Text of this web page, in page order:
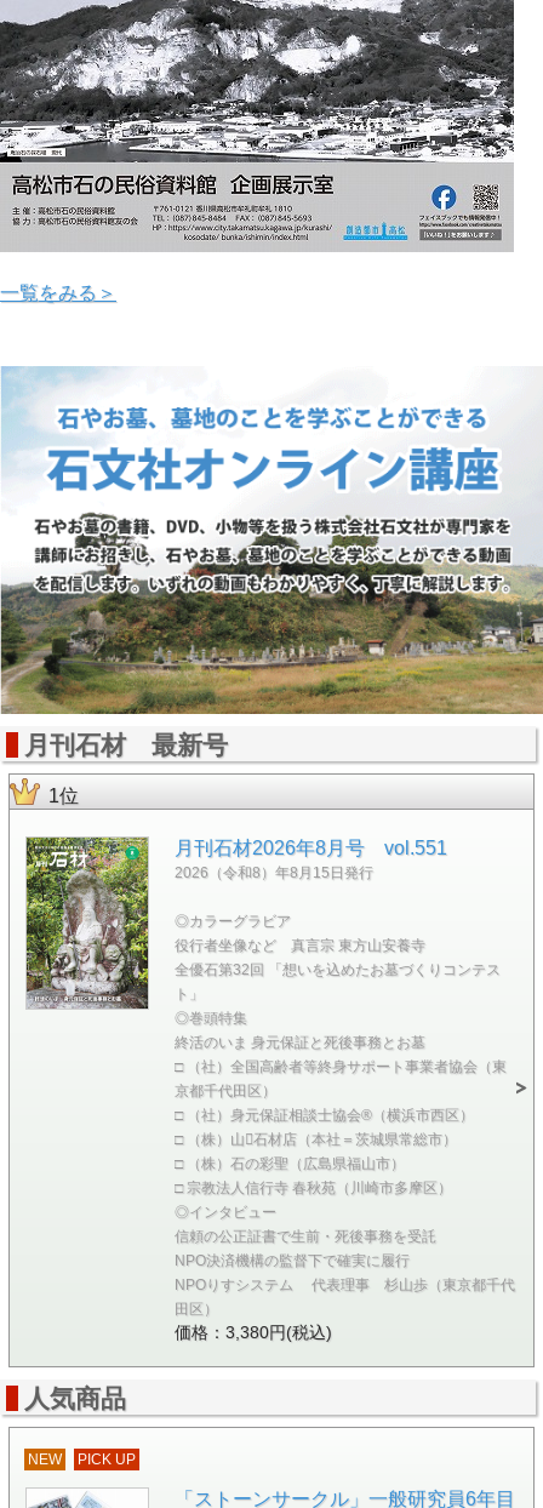
一覧をみる＞
月刊石材 最新号
1位
月刊石材2026年8月号 vol.551
2026（令和8）年8月15日発行
◎カラーグラビア
役行者坐像など 真言宗 東方山安養寺
全優石第32回 「想いを込めたお墓づくりコンテス
ト」
◎巻頭特集
終活のいま 身元保証と死後事務とお墓
□ （社）全国高齢者等終身サポート事業者協会（東
京都千代田区）
□ （社）身元保証相談士協会®（横浜市西区）
□ （株）山石材店（本社＝茨城県常総市）
□ （株）石の彩聖（広島県福山市）
□ 宗教法人信行寺 春秋苑（川崎市多摩区）
◎インタビュー
信頼の公正証書で生前・死後事務を受託
NPO決済機構の監督下で確実に履行
NPOりすシステム 代表理事 杉山歩（東京都千代
田区）
価格：3,380円(税込)
人気商品
NEW PICK UP
「ストーンサークル」一般研究員6年目